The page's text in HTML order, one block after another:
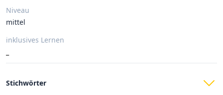
Niveau
mittel
inklusives Lernen
Stichwörter